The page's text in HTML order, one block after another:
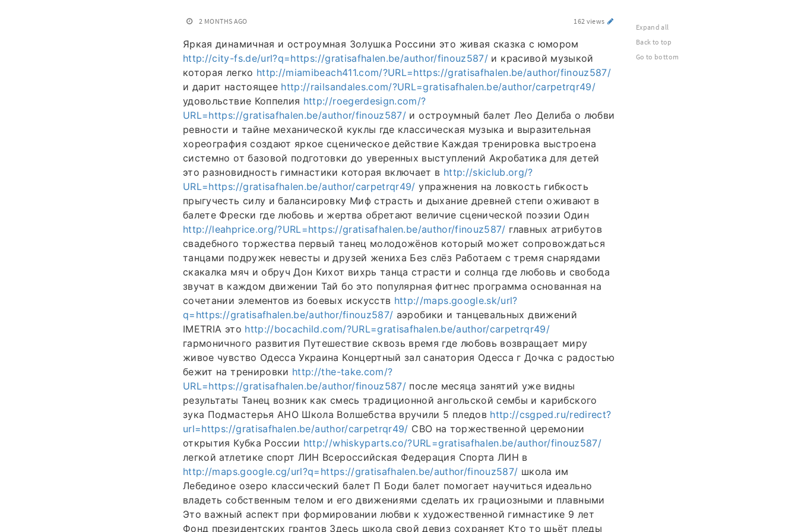
2 MONTHS AGO 162 views
Яркая динамичная и остроумная Золушка Россини это живая сказка с юмором
http://city-fs.de/url?q=https://gratisafhalen.be/author/finouz587/ и красивой музыкой
которая легко http://miamibeach411.com/?URL=https://gratisafhalen.be/author/finouz587/
и дарит настоящее http://railsandales.com/?URL=gratisafhalen.be/author/carpetrqr49/
удовольствие Коппелия http://roegerdesign.com/?
URL=https://gratisafhalen.be/author/finouz587/ и остроумный балет Лео Делиба о любви
ревности и тайне механической куклы где классическая музыка и выразительная
хореография создают яркое сценическое действие Каждая тренировка выстроена
системно от базовой подготовки до уверенных выступлений Акробатика для детей
это разновидность гимнастики которая включает в http://skiclub.org/?
URL=https://gratisafhalen.be/author/carpetrqr49/ упражнения на ловкость гибкость
прыгучесть силу и балансировку Миф страсть и дыхание древней степи оживают в
балете Фрески где любовь и жертва обретают величие сценической поэзии Один
http://leahprice.org/?URL=https://gratisafhalen.be/author/finouz587/ главных атрибутов
свадебного торжества первый танец молодожёнов который может сопровождаться
танцами подружек невесты и друзей жениха Без слёз Работаем с тремя снарядами
скакалка мяч и обруч Дон Кихот вихрь танца страсти и солнца где любовь и свобода
звучат в каждом движении Тай бо это популярная фитнес программа основанная на
сочетании элементов из боевых искусств http://maps.google.sk/url?
q=https://gratisafhalen.be/author/finouz587/ аэробики и танцевальных движений
IMETRIA это http://bocachild.com/?URL=gratisafhalen.be/author/carpetrqr49/
гармоничного развития Путешествие сквозь время где любовь возвращает миру
живое чувство Одесса Украина Концертный зал санатория Одесса г Дочка с радостью
бежит на тренировки http://the-take.com/?
URL=https://gratisafhalen.be/author/finouz587/ после месяца занятий уже видны
результаты Танец возник как смесь традиционной ангольской сембы и карибского
зука Подмастерья АНО Школа Волшебства вручили 5 пледов http://csgped.ru/redirect?
url=https://gratisafhalen.be/author/carpetrqr49/ СВО на торжественной церемонии
открытия Кубка России http://whiskyparts.co/?URL=gratisafhalen.be/author/finouz587/
легкой атлетике спорт ЛИН Всероссийская Федерация Спорта ЛИН в
http://maps.google.cg/url?q=https://gratisafhalen.be/author/finouz587/ школа им
Лебединое озеро классический балет П Боди балет помогает научиться идеально
владеть собственным телом и его движениями сделать их грациозными и плавными
Это важный аспект при формировании любви к художественной гимнастике 9 лет
Фонд президентских грантов Здесь школа свой девиз сохраняет Кто то шьёт пледы
Expand all
Back to top
Go to bottom